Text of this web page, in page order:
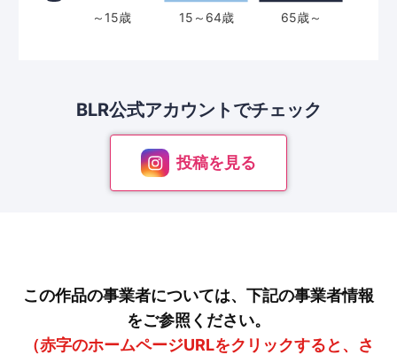
BLR公式アカウントでチェック
投稿を見る
この作品の事業者については、下記の事業者情報
をご参照ください。
（赤字のホームページURLをクリックすると、さ